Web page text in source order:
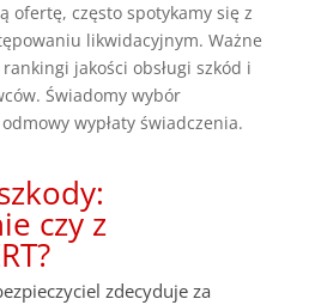
ofertę, często spotykamy się z
likwidacyjnym. Ważne
jakości obsługi szkód i
Świadomy wybór
wypłaty świadczenia.
czy z
zdecyduje za